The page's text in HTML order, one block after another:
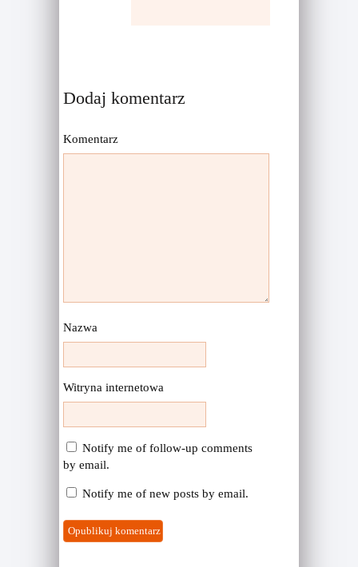
Dodaj komentarz
Komentarz
Nazwa
Witryna internetowa
Notify me of follow-up comments
by email.
Notify me of new posts by email.